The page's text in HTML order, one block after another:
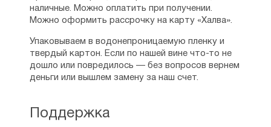
Поддержка
наличные. Можно оплатить при получении.
Можно оформить рассрочку на карту «Халва».
Упаковываем в водонепроницаемую пленку и
твердый картон. Если по нашей вине что-то не
дошло или повредилось — без вопросов вернем
деньги или вышлем замену за наш счет.